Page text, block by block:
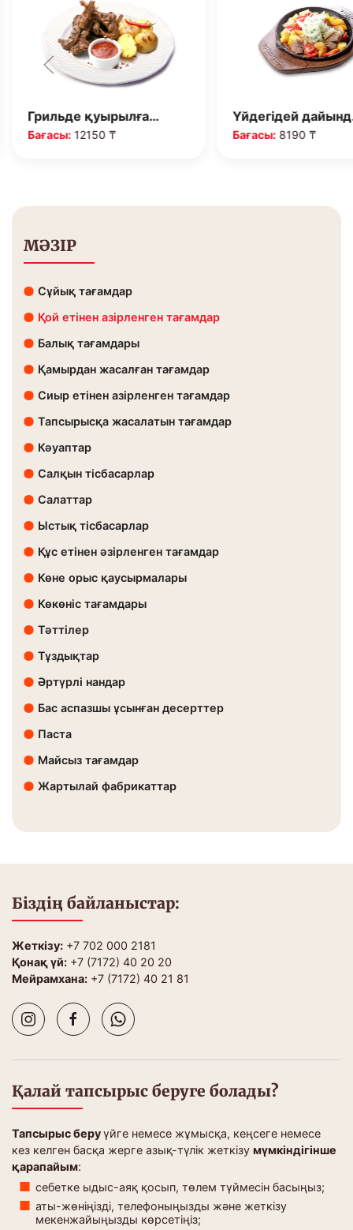
Грильде қуырылға…
Бағасы: 12150 ₸
Үйдегідей
Бағасы:8190 ₸
МӘЗІР
Сұйық тағамдар
Қой етінен азірленген тағамдар
Балық тағамдары
Қамырдан жасалған тағамдар
Сиыр етінен азірленген тағамдар
Тапсырысқа жасалатын тағамдар
Кәуаптар
Салқын тісбасарлар
Салаттар
Ыстық тісбасарлар
Құс етінен әзірленген тағамдар
Көне орыс қаусырмалары
Көкөніс тағамдары
Тәттілер
Тұздықтар
Әртүрлі нандар
Бас аспазшы ұсынған десерттер
Паста
Майсыз тағамдар
Жартылай фабрикаттар
Біздің байланыстар:
Жеткізу: +7 702 000 2181
Қонақ үй: +7 (7172) 40 20 20
Мейрамхана: +7 (7172) 40 21 81
Қалай тапсырыс беруге болады?
Тапсырыс беруүйге немесе жұмысқа, кеңсеге немесе
кез келген басқа жерге азық-түлік жеткізу мүмкіндігінше
қарапайым:
себетке ыдыс-аяқ қосып, төлем түймесін басыңыз;
аты-жөніңізді, телефоныңызды және жеткізу
мекенжайыңызды көрсетіңіз;